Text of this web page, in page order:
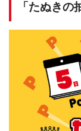
「たぬき